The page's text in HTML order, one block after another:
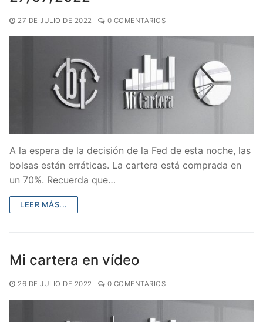
27 DE JULIO DE 2022 0 COMENTARIOS
A la espera de la decisión de la Fed de esta noche, las
bolsas están erráticas. La cartera está comprada en
un 70%. Recuerda que…
LEER MÁS...
Mi cartera en vídeo
26 DE JULIO DE 2022 0 COMENTARIOS